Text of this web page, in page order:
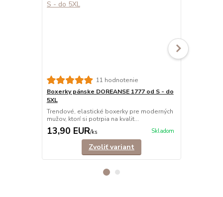
11 hodnotenie
Boxerky pánske DOREANSE 1777 od S - do
5XL
Trendové, elastické boxerky pre moderných
mužov, ktorí si potrpia na kvalit...
13,90 EUR/ks Skladom
Zvoliť variant